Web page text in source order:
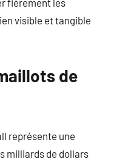
fièrement les
visible et tangible
de
représente une
milliards de dollars